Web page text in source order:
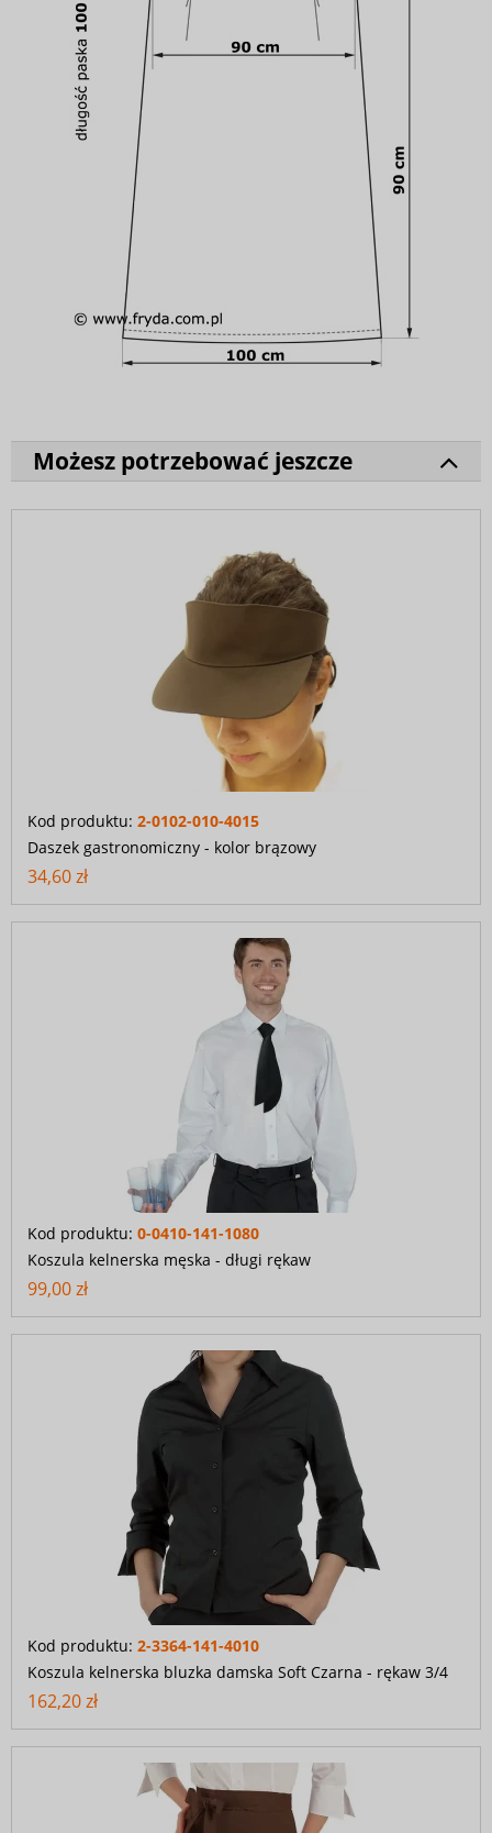
Możesz potrzebować jeszcze
Kod produktu: 2-0102-010-4015
Daszek gastronomiczny - kolor brązowy
34,60 zł
Kod produktu: 0-0410-141-1080
Koszula kelnerska męska - długi rękaw
99,00 zł
Kod produktu: 2-3364-141-4010
Koszula kelnerska bluzka damska Soft Czarna - rękaw 3/4
162,20 zł